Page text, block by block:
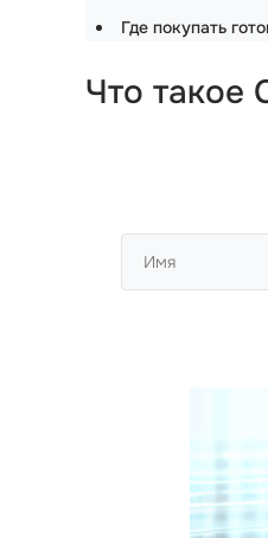
Где покупать
Что такое